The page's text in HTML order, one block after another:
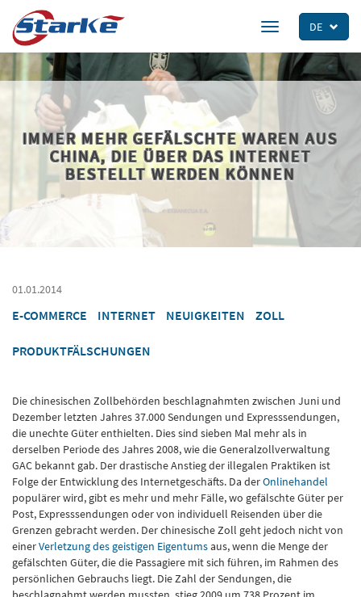
main
content
DE
Toggle
navigation
IMMER MEHR GEFÄLSCHTE WAREN AUS
CHINA, DIE ÜBER DAS INTERNET
BESTELLT WERDEN KÖNNEN
01.01.2014
E-COMMERCE INTERNET NEUIGKEITEN ZOLL
PRODUKTFÄLSCHUNGEN
Die chinesischen Zollbehörden beschlagnahmten zwischen Juni und
Dezember letzten Jahres 37.000 Sendungen und Expresssendungen,
die unechte Güter enthielten. Dies sind sieben Mal mehr als in
derselben Periode des Jahres 2008, wie die Generalzollverwaltung
GAC bekannt gab. Der drastische Anstieg der illegalen Praktiken ist
Folge der Entwicklung des Internetgeschäfts. Da derOnlinehandel
populärer wird, gibt es mehr und mehr Fälle, wo gefälschte Güter per
Post, Expresssendungen oder von individuell Reisenden über die
Grenzen gebracht werden. Der chinesische Zoll geht jedoch nicht von
einerVerletzung des geistigen Eigentumsaus, wenn die Menge der
gefälschten Güter, die die Passagiere mit sich führen, im Rahmen des
persönlichen Gebrauchs liegt. Die Zahl der Sendungen, die